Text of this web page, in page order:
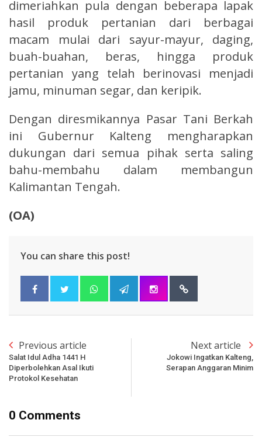
dimeriahkan pula dengan beberapa lapak
hasil produk pertanian dari berbagai
macam mulai dari sayur-mayur, daging,
buah-buahan, beras, hingga produk
pertanian yang telah berinovasi menjadi
jamu, minuman segar, dan keripik.
Dengan diresmikannya Pasar Tani Berkah
ini Gubernur Kalteng mengharapkan
dukungan dari semua pihak serta saling
bahu-membahu dalam membangun
Kalimantan Tengah.
(OA)
You can share this post!
Previous article
Salat Idul Adha 1441 H
Diperbolehkan Asal Ikuti
Protokol Kesehatan
Next article
Jokowi Ingatkan Kalteng,
Serapan Anggaran Minim
0 Comments